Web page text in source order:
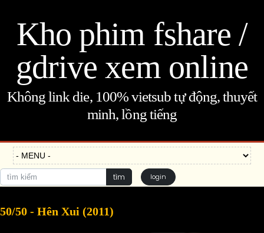
Kho phim fshare /
gdrive xem online
Không link die, 100% vietsub tự động, thuyết
minh, lồng tiếng
tìm login
50/50 - Hên Xui (2011)